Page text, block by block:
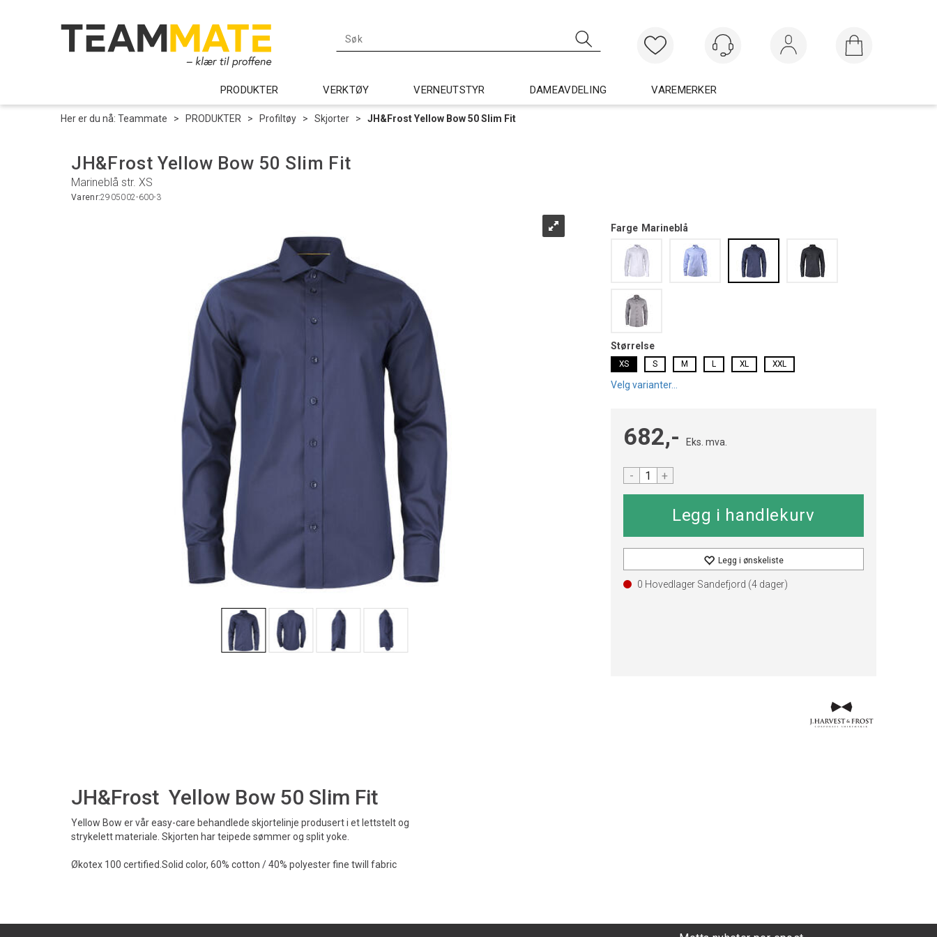
PRODUKTER VERKTØY VERNEUTSTYR DAMEAVDELING VAREMERKER
Her er du nå: Teammate > PRODUKTER > Profiltøy > Skjorter > JH&Frost Yellow Bow 50 Slim Fit
JH&Frost Yellow Bow 50 Slim Fit
Marineblå str. XS
Varenr:2905002-600-3
Farge Marineblå
Størrelse
XS S M L XL XXL
Velg varianter...
Eks. mva.
682,-
- +
Legg i ønskeliste
0 Hovedlager Sandefjord (4dager)
JH&Frost Yellow Bow 50 Slim Fit
Yellow Bow er vår easy-care behandlede skjortelinje produsert i et lettstelt og
strykelett materiale. Skjorten har teipede sømmer og split yoke.
Økotex 100 certified.Solid color, 60% cotton / 40% polyester fine twill fabric